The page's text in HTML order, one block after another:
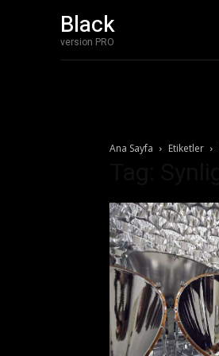
Black
version PRO
Ana Sayfa Etiketler